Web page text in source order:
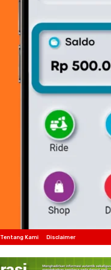
Tentang Kami Disclaimer